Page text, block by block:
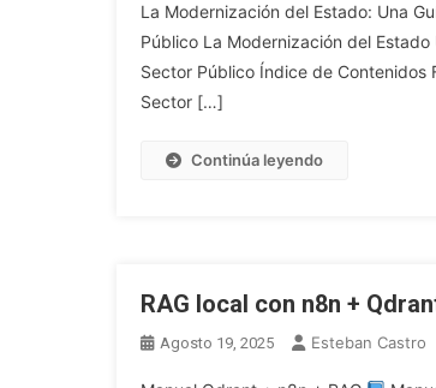
La Modernización del Estado: Una
Público La Modernización del
Sector Público Índice de Contenidos
Sector […]
Continúa leyendo
RAG local con n8n +
Agosto 19, 2025 Esteban Castro